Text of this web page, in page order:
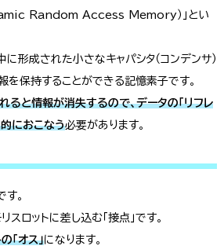
Random Access Memory）」とい
形成された小さなキャパシタ（コンデンサ）
を保持することができる記憶素子です。
ると情報が消失するので、データの「リフレ
的におこなう必要があります。
す。
スロットに差し込む「接点」です。
「オス」になります。